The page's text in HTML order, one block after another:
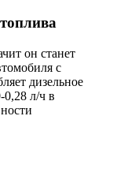
он станет
с
дизельное
0,28 л/ч в